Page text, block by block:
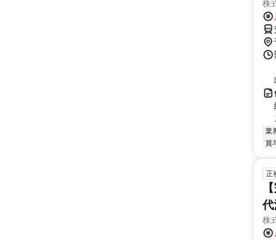
株
業
賞
正
代
株